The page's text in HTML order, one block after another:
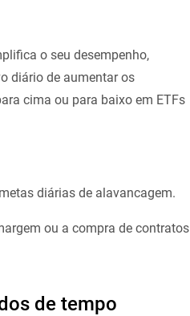
o seu desempenho,
diário de aumentar os
cima ou para baixo em ETFs
diárias de alavancagem.
ou a compra de contratos
de tempo